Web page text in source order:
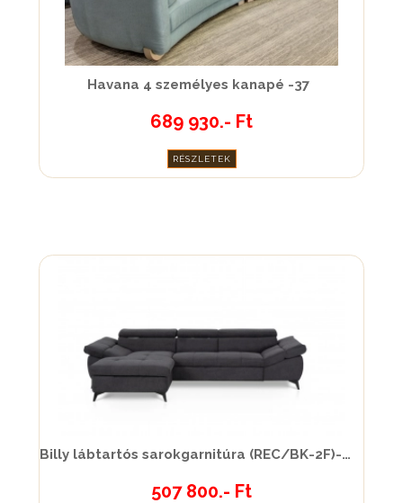
Havana 4 személyes kanapé -37
689 930.- Ft
RÉSZLETEK
Billy lábtartós sarokgarnitúra (REC/BK-2F)-51
507 800.- Ft